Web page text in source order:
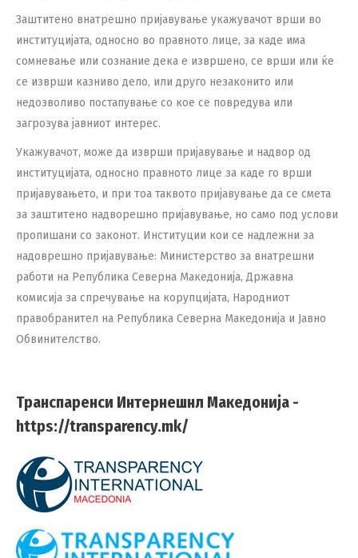
Заштитено внатрешно пријавување укажувачот врши во
институцијата, односно во правното лице, за каде има
сомневање или сознание дека е извршено, се врши или ќе
се изврши казниво дело, или друго незаконито или
недозволиво постапување со кое се повредува или
загрозува јавниот интерес.
Укажувачот, може да изврши пријавување и надвор од
институцијата, односно правното лице за каде го врши
пријавувањето, и при тоа таквото пријавување да се смета
за заштитено надворешно пријавување, но само под услови
пропишани со законот. Институции кои се надлежни за
надоврешно пријавување: Министерство за внатрешни
работи на Република Северна Македонија, Државна
комисија за спречување на корупцијата, Народниот
правобранител на Република Северна Македонија и Јавно
Обвинителство.
Транспаренси Интернешнл Македонија -
https://transparency.mk/